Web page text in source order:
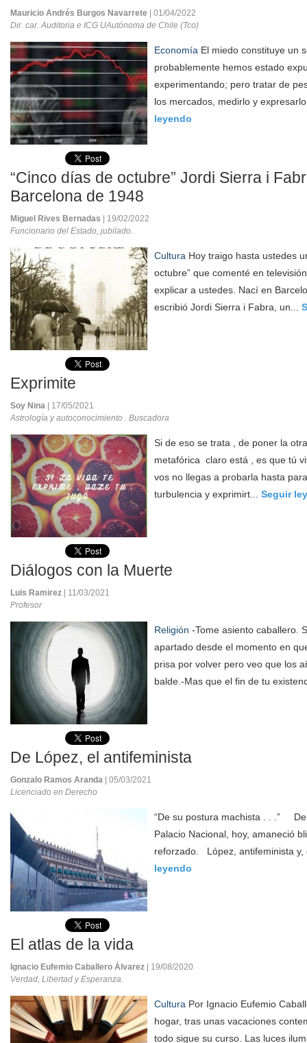
Mauricio Andrés Burgos Navarrete
| 01/04/2022
Dir. car. Auditoria e ICG UAutónoma de Chile (Tco)
Economía El miedo constituye un
probablemente hemos estado
experimentando; pero tratar de
los mercados, medirlo y
leyendo
“Cinco días de octubre” Jordi Sierra i
Barcelona de 1948
Miguel Rives Bernadas
| 19/02/2022
Funcionario del Estado, jubilado.
Cultura Hoy traigo hasta ustedes
octubre” que comenté en
explicar a ustedes. Nací en
escribió Jordi Sierra i Fabra, un...
Exprimite
Soy Nina
| 17/05/2021
Astrología y autoconocimiento . Buscadora
Si de eso se trata , de poner la
metafórica claro está , es que tú
vos no llegas a probarla hasta
turbulencia y exprimirt... Seguir
Diálogos con la Muerte
Luis Ramirez
| 11/03/2021
Profesor
Religión -Tome asiento caballero.
apartado desde el momento en
prisa por volver pero veo que los
balde.-Mas que el fin de tu
De López, el antifeminista
Gonzalo Ramos Aranda
| 05/03/2021
Licenciado en Derecho
“De su postura machista . . .”
Palacio Nacional, hoy, amaneció
reforzado. López, antifeminista
leyendo
El atlas de la vida
Ignacio Eufemio Caballero Álvarez
| 19/08/2020
Verdad, Libertad y Esperanza.
Cultura Por Ignacio Eufemio
hogar, tras unas vacaciones
todo sigue su curso. Las luces